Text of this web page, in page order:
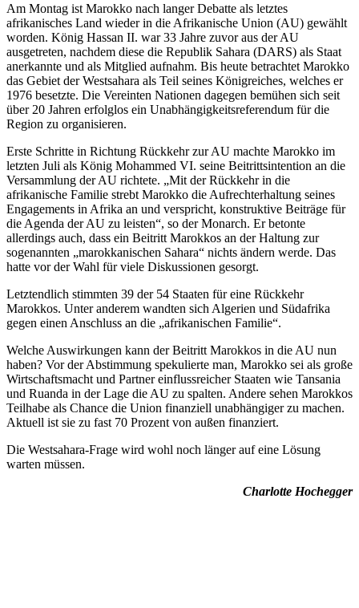
Am Montag ist Marokko nach langer Debatte als letztes
afrikanisches Land wieder in die Afrikanische Union (AU) gewählt
worden. König Hassan II. war 33 Jahre zuvor aus der AU
ausgetreten, nachdem diese die Republik Sahara (DARS) als Staat
anerkannte und als Mitglied aufnahm. Bis heute betrachtet Marokko
das Gebiet der Westsahara als Teil seines Königreiches, welches er
1976 besetzte. Die Vereinten Nationen dagegen bemühen sich seit
über 20 Jahren erfolglos ein Unabhängigkeitsreferendum für die
Region zu organisieren.
Erste Schritte in Richtung Rückkehr zur AU machte Marokko im
letzten Juli als König Mohammed VI. seine Beitrittsintention an die
Versammlung der AU richtete. „Mit der Rückkehr in die
afrikanische Familie strebt Marokko die Aufrechterhaltung seines
Engagements in Afrika an und verspricht, konstruktive Beiträge für
die Agenda der AU zu leisten“, so der Monarch. Er betonte
allerdings auch, dass ein Beitritt Marokkos an der Haltung zur
sogenannten „marokkanischen Sahara“ nichts ändern werde. Das
hatte vor der Wahl für viele Diskussionen gesorgt.
Letztendlich stimmten 39 der 54 Staaten für eine Rückkehr
Marokkos. Unter anderem wandten sich Algerien und Südafrika
gegen einen Anschluss an die „afrikanischen Familie“.
Welche Auswirkungen kann der Beitritt Marokkos in die AU nun
haben? Vor der Abstimmung spekulierte man, Marokko sei als große
Wirtschaftsmacht und Partner einflussreicher Staaten wie Tansania
und Ruanda in der Lage die AU zu spalten. Andere sehen Marokkos
Teilhabe als Chance die Union finanziell unabhängiger zu machen.
Aktuell ist sie zu fast 70 Prozent von außen finanziert.
Die Westsahara-Frage wird wohl noch länger auf eine Lösung
warten müssen.
Charlotte Hochegger